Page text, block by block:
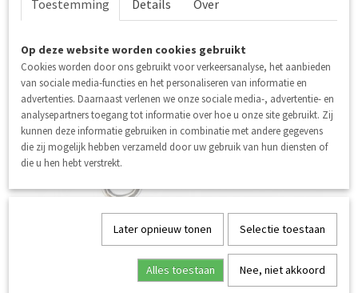
Toestemming Details Over
Op deze website worden cookies gebruikt
Cookies worden door ons gebruikt voor verkeersanalyse, het aanbieden
van sociale media-functies en het personaliseren van informatie en
advertenties. Daarnaast verlenen we onze sociale media-, advertentie- en
analysepartners toegang tot informatie over hoe u onze site gebruikt. Zij
kunnen deze informatie gebruiken in combinatie met andere gegevens
die zij mogelijk hebben verzameld door uw gebruik van hun diensten of
die u hen hebt verstrekt.
Later opnieuw tonen Selectie toestaan
Alles toestaan Nee, niet akkoord